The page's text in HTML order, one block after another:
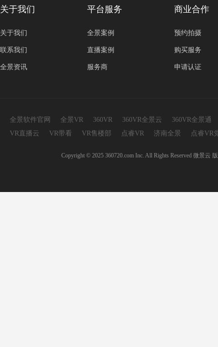
关于我们
关于我们
联系我们
全景资讯
平台服务
全景案例
直播案例
服务商
商业合作
预约拍摄
购买服务
申请认证
全景软件官网 全景VR 360VR 360VR全景云
360VR全景通
VR直播云
VR带看 VR售楼部 点睿VR 济南全景 点睿VR
Copyright © 2025 360720.com Inc. All Rights Reserved 微景